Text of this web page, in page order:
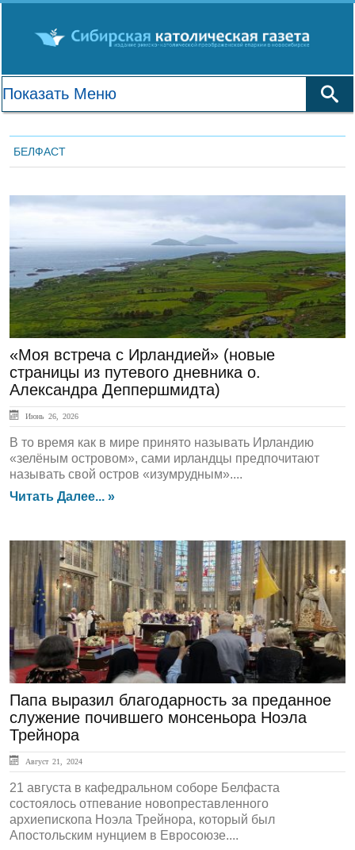
БЕЛФАСТ
ЛЕНТА НОВОСТЕЙ
«Моя встреча с Ирландией» (новые
страницы из путевого дневника о.
Александра Деппершмидта)
Июнь 26, 2026
В то время как в мире принято называть Ирландию
«зелёным островом», сами ирландцы предпочитают
называть свой остров «изумрудным»....
Читать Далее... »
ЛЕНТА НОВОСТЕЙ
Папа выразил благодарность за преданное
служение почившего монсеньора Ноэла
Трейнора
Август 21, 2024
21 августа в кафедральном соборе Белфаста
состоялось отпевание новопреставленного
архиепископа Ноэла Трейнора, который был
Апостольским нунцием в Евросоюзе....